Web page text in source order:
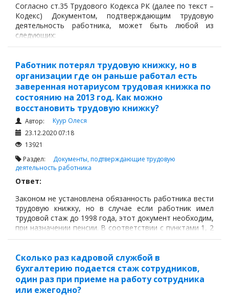
Согласно ст.35 Трудового Кодекса РК (далее по текст –
Кодекс) Документом, подтверждающим трудовую
деятельность работника, может быть любой из
следующих:
Работник потерял трудовую книжку, но в
организации где он раньше работал есть
заверенная нотариусом трудовая книжка по
состоянию на 2013 год. Как можно
восстановить трудовую книжку?
Автор:
Куур Олеся
23.12.2020 07:18
13921
Раздел: Документы, подтверждающие трудовую
деятельность работника
Ответ:
Законом не установлена обязанность работника вести
трудовую книжку, но в случае если работник имел
трудовой стаж до 1998 года, этот документ необходим,
при назначении пенсии. В соответствии с пунктами 1, 2
статьи 14 Закона Республики Казахстан "О пенсионном
для исчисления пенсионных выплат из Центра за
период до 1 января 1998 года
Сколько раз кадровой службой в
бухгалтерию подается стаж сотрудников,
один раз при приеме на работу сотрудника
или ежегодно?